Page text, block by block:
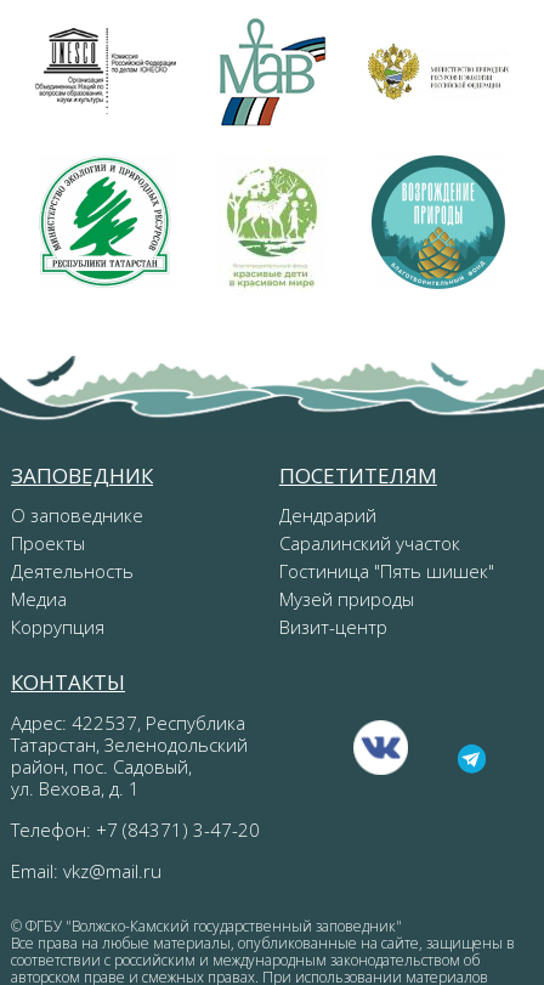
ЗАПОВЕДНИК
О заповеднике
Проекты
Деятельность
Медиа
Коррупция
ПОСЕТИТЕЛЯМ
Дендрарий
Саралинский участок
Гостиница "Пять шишек"
Музей природы
Визит-центр
КОНТАКТЫ
Адрес: 422537, Республика
Татарстан, Зеленодольский
район, пос. Садовый,
ул. Вехова, д. 1
Телефон: +7 (84371) 3-47-20
Email: vkz@mail.ru
© ФГБУ "Волжско-Камский государственный заповедник"
Все права на любые материалы, опубликованные на сайте, защищены в
соответствии с российским и международным законодательством об
авторском праве и смежных правах. При использовании материалов